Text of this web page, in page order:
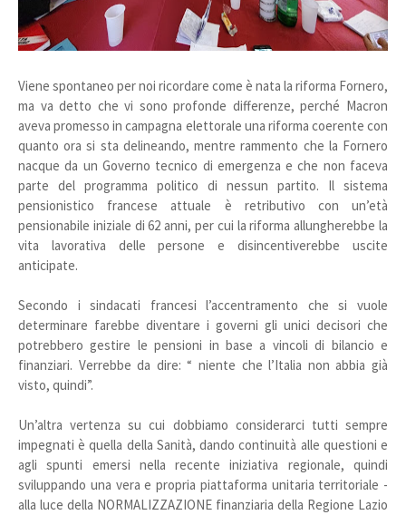
Viene spontaneo per noi ricordare come è nata la riforma Fornero,
ma va detto che vi sono profonde differenze, perché Macron
aveva promesso in campagna elettorale una riforma coerente con
quanto ora si sta delineando, mentre rammento che la Fornero
nacque da un Governo tecnico di emergenza e che non faceva
parte del programma politico di nessun partito. Il sistema
pensionistico francese attuale è retributivo con un’età
pensionabile iniziale di 62 anni, per cui la riforma allungherebbe la
vita lavorativa delle persone e disincentiverebbe uscite
anticipate.
Secondo i sindacati francesi l’accentramento che si vuole
determinare farebbe diventare i governi gli unici decisori che
potrebbero gestire le pensioni in base a vincoli di bilancio e
finanziari. Verrebbe da dire: “ niente che l’Italia non abbia già
visto, quindi”.
Un’altra vertenza su cui dobbiamo considerarci tutti sempre
impegnati è quella della Sanità, dando continuità alle questioni e
agli spunti emersi nella recente iniziativa regionale, quindi
sviluppando una vera e propria piattaforma unitaria territoriale -
alla luce della NORMALIZZAZIONE finanziaria della Regione Lazio